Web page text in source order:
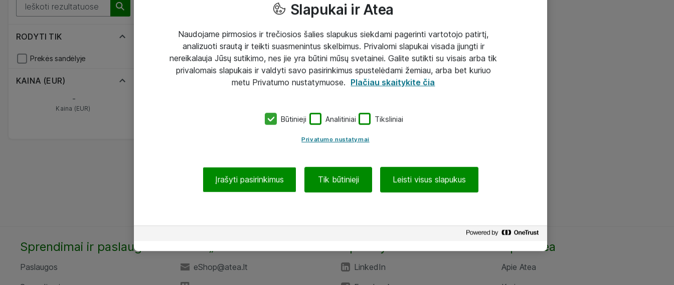
RODYTI TIK
Prekės sandėlyje
KAINA (EUR)
-
Kaina (EUR)
Sprendimai ir paslaugos
Paslaugos
eShop@atea.lt
LinkedIn
Apie Atea
Apie Atea
Slapukai ir Atea
Naudojame pirmosios ir trečiosios šalies slapukus siekdami pagerinti vartotojo patirtį,
analizuoti srautą ir teikti suasmenintus skelbimus. Privalomi slapukai visada įjungti ir
nereikalauja Jūsų sutikimo, nes jie yra būtini mūsų svetainei. Galite sutikti su visais arba tik
privalomais slapukais ir valdyti savo pasirinkimus spustelėdami žemiau, arba bet kuriuo
metu Privatumo nustatymuose. Plačiau skaitykite čia
Būtinieji Analitiniai Tiksliniai
Privatumo nustatymai
Įrašyti pasirinkimus Tik būtinieji Leisti visus slapukus